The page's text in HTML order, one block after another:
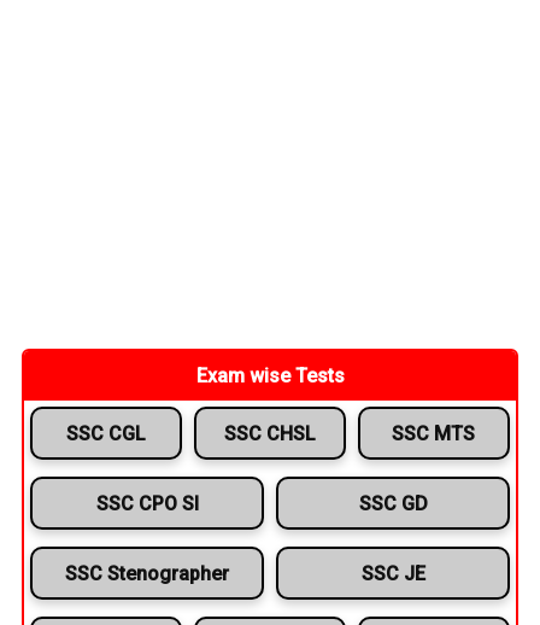
Exam wise Tests
SSC CGL SSC CHSL SSC MTS
SSC CPO SI SSC GD
SSC Stenographer SSC JE